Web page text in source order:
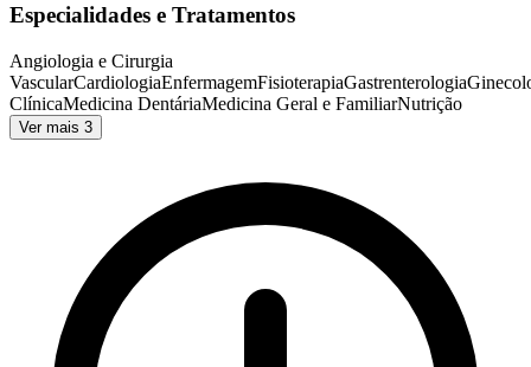
Especialidades e Tratamentos
Angiologia e Cirurgia
VascularCardiologiaEnfermagemFisioterapiaGastrenterologia
ClínicaMedicina DentáriaMedicina Geral e FamiliarNutrição
Ver mais 3